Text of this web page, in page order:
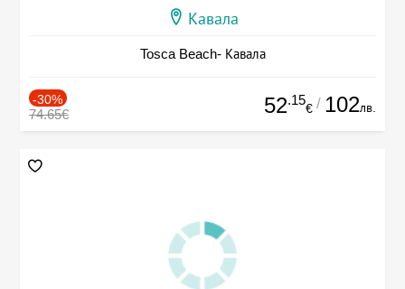
Кавала
Tosca Beach- Кавала
-30%
74.65€ 52.15
€ / 102лв.